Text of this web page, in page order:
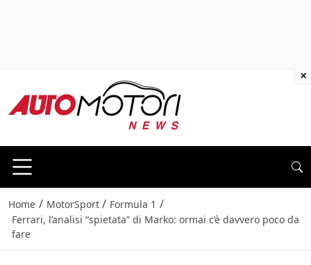
Home / MotorSport / Formula 1 /
Ferrari, l’analisi “spietata” di Marko: ormai c’è davvero poco da
fare
×